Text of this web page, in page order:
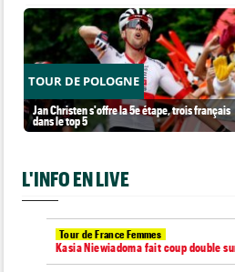
TOUR DE POLOGNE
Jan Christen s'offre la 5e étape, trois français
dans le top 5
L'INFO EN LIVE
Tour de France Femmes
Kasia Niewiadoma fait coup double